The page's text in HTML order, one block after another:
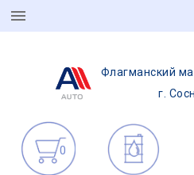
Флагманский
г.
0